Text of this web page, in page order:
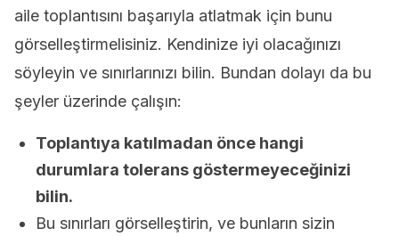
aile toplantısını başarıyla atlatmak için bunu
görselleştirmelisiniz. Kendinize iyi olacağınızı
söyleyin ve sınırlarınızı bilin. Bundan dolayı da bu
şeyler üzerinde çalışın:
Toplantıya katılmadan önce hangi
durumlara tolerans göstermeyeceğinizi
bilin.
Bu sınırları görselleştirin, ve bunların sizin